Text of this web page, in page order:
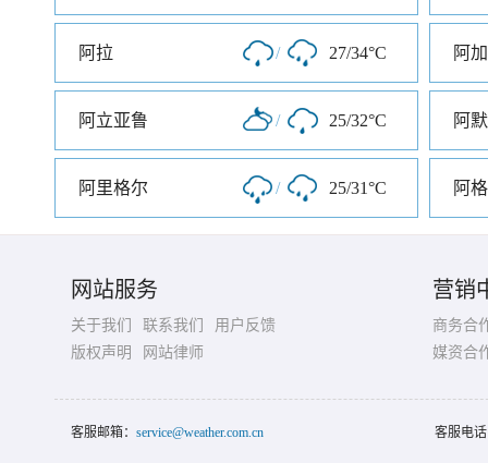
阿拉 / 27/34°C 阿
阿立亚鲁 / 25/32°C 阿
阿里格尔 / 25/31°C 阿
网站服务
关于我们 联系我们
用户反馈
版权声明
网站律师
营销
商务合
媒资合
客服邮箱： service@weather.com.cn 客服电